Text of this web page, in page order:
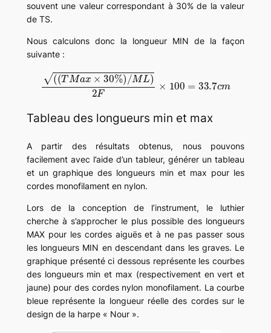
souvent une valeur correspondant à 30% de la valeur
de TS.
Nous calculons donc la longueur MIN de la façon
suivante :
((TMax×30%)/ML)2F×
Tableau des longueurs min et max
A partir des résultats obtenus, nous pouvons
facilement avec l’aide d’un tableur, générer un tableau
et un graphique des longueurs min et max pour les
cordes monofilament en nylon.
Lors de la conception de l’instrument, le luthier
cherche à s’approcher le plus possible des longueurs
MAX pour les cordes aiguës et à ne pas passer sous
les longueurs MIN en descendant dans les graves. Le
graphique présenté ci dessous représente les courbes
des longueurs min et max (respectivement en vert et
jaune) pour des cordes nylon monofilament. La courbe
bleue représente la longueur réelle des cordes sur le
design de la harpe « Nour ».